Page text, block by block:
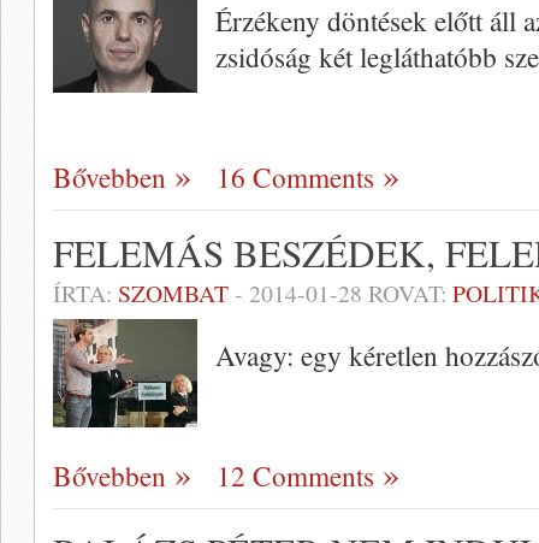
Érzékeny döntések előtt áll
zsidóság két legláthatóbb
Bővebben 16 Comments
FELEMÁS BESZÉDEK,
ÍRTA: SZOMBAT- 2014-01-28 ROVAT:
Avagy: egy kéretlen
Bővebben 12 Comments